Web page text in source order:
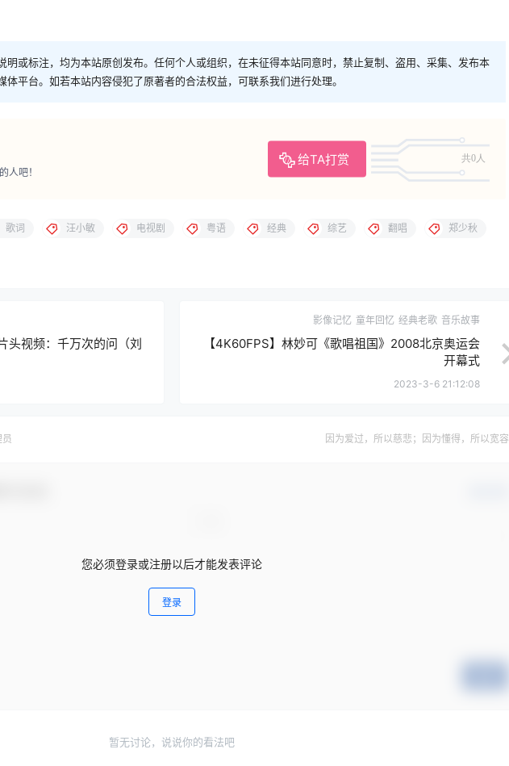
明或标注，均为本站原创发布。任何个人或组织，在未征得本站同意时，禁止复制、盗用、采集、发布本
平台。如若本站内容侵犯了原著者的合法权益，可联系我们进行处理。
给TA打赏 共0人
人吧！
歌词 汪小敏 电视剧 粤语 经典 综艺 翻唱 郑少秋
头视频：千万次的问（刘
影像记忆 童年回忆 经典老歌 音乐故事
【4K60FPS】林妙可《歌唱祖国》2008北京奥运会
开幕式
2023-3-6 21:12:08
因为爱过，所以慈悲；因为懂得，所以宽容
您必须登录或注册以后才能发表评论
登录
暂无讨论，说说你的看法吧